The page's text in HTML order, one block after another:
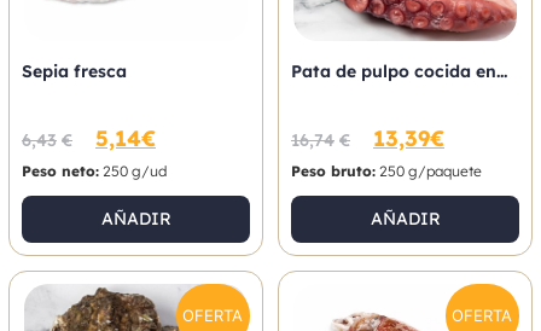
Sepia fresca
6,43 € 5,14€
Peso neto: 250 g/ud
AÑADIR
Pata de pulpo cocida en...
16,74 € 13,39€
Peso bruto: 250 g/paquete
AÑADIR
OFERTA OFERTA